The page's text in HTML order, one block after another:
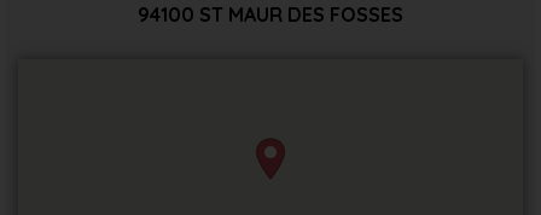
94100 ST MAUR DES FOSSES